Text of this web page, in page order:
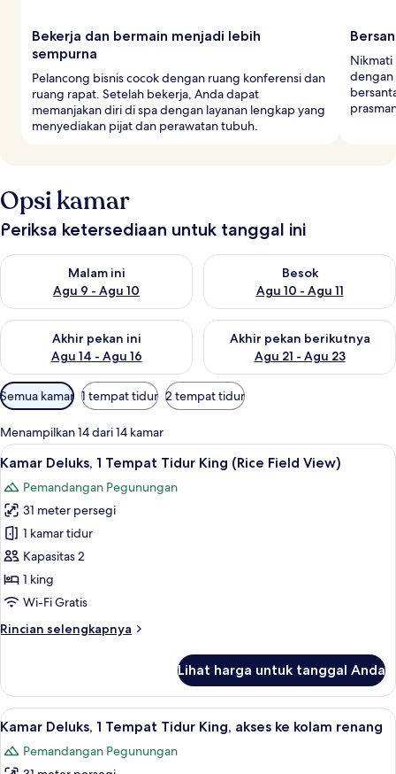
Bekerja dan bermain menjadi lebih
sempurna
Pelancong bisnis cocok dengan ruang konferensi dan
ruang rapat. Setelah bekerja, Anda dapat
memanjakan diri di spa dengan layanan lengkap yang
menyediakan pijat dan perawatan tubuh.
Nikmati
dengan
Opsi kamar
Periksa ketersediaan untuk tanggal ini
Malam ini
Agu 9 - Agu 10
Periksa ketersediaan untuk malam ini Agu 9 - Agu 10
Besok
Agu 10 - Agu 11
Periksa ketersediaan untuk
Akhir pekan ini
Agu 14 - Agu 16
Periksa ketersediaan untuk akhir pekan ini Agu 14 - Agu 16
Akhir pekan berikutnya
Agu 21 - Agu 23
Periksa ketersediaan untuk
Filter
tersedia
untuk
kamar
Semua kamar 1 tempat tidur 2 tempat tidur
Menampilkan 14 dari 14 kamar
Lihat
semua
foto
untuk
Kamar
Deluks,
1
Tempat
King
View)
Seprai premium, bantalan ekstra
4
Kamar Deluks, 1 Tempat Tidur King (Rice Field View)
Pemandangan Pegunungan
31 meter persegi
1 kamar tidur
Kapasitas 2
1 king
Wi-Fi Gratis
Rincian selengkapnya
Rincian
Kamar
Deluks,
1
Tidur
Lihat harga untuk tanggal Anda
Lihat
semua
foto
Seprai premium, bantalan ekstra
5
Kamar Deluks, 1 Tempat Tidur King, akses ke kolam renang
Pemandangan Pegunungan